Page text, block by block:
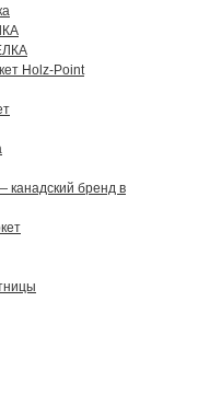
Holz-Point
канадский бренд в